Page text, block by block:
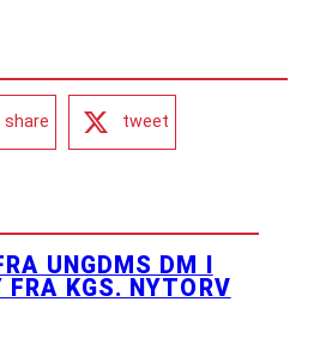
share tweet
UNGDMS DM I
FRA KGS. NYTORV